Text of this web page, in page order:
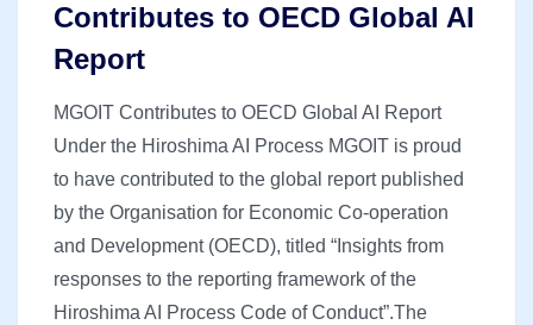
Contributes to OECD Global AI
Report
MGOIT Contributes to OECD Global AI Report
Under the Hiroshima AI Process MGOIT is proud
to have contributed to the global report published
by the Organisation for Economic Co-operation
and Development (OECD), titled “Insights from
responses to the reporting framework of the
Hiroshima AI Process Code of Conduct”.The